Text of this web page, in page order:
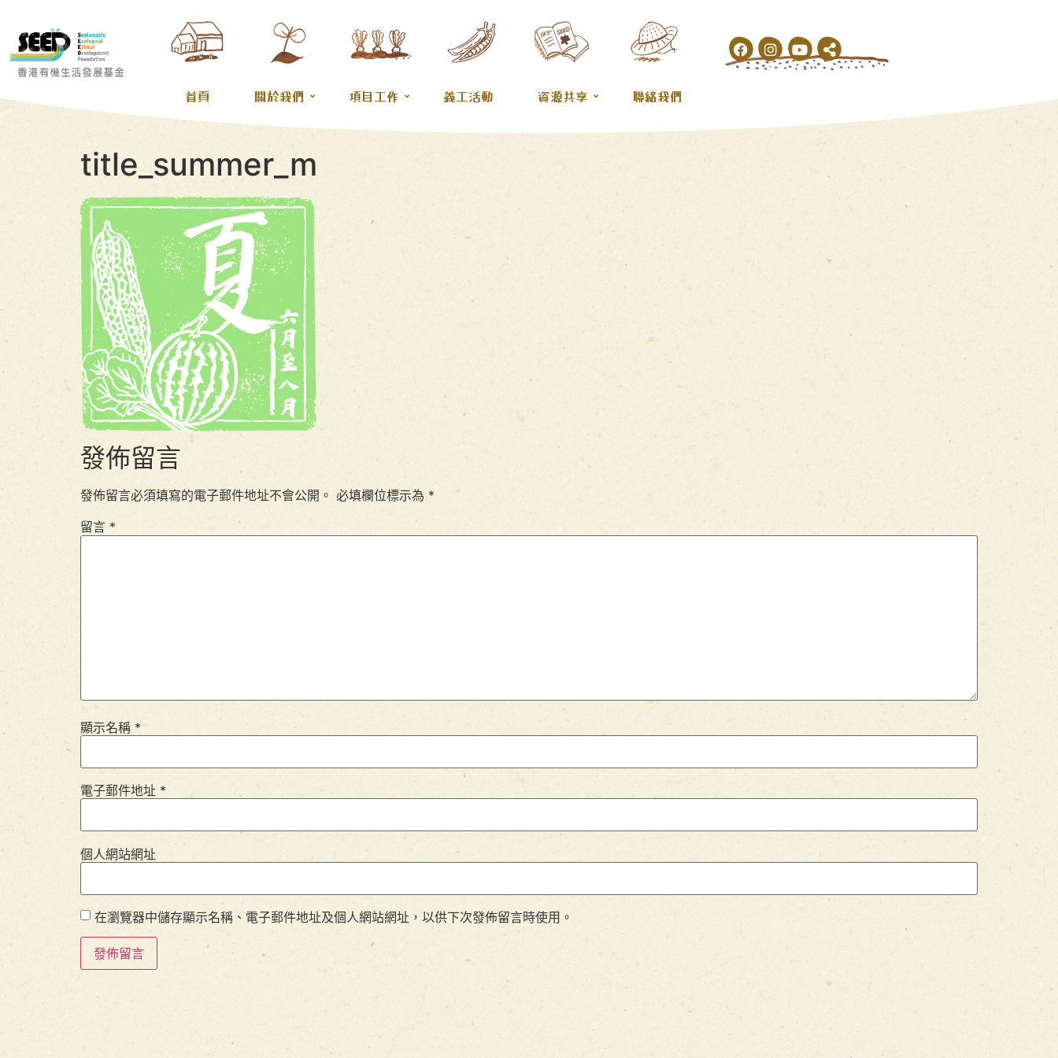
首頁 關於我們 項目工作 義工活動 資源共享 聯絡我們
title_summer_m
發佈留言
發佈留言必須填寫的電子郵件地址不會公開。 必填欄位標示為 *
留言 *
顯示名稱 *
電子郵件地址 *
個人網站網址
在瀏覽器中儲存顯示名稱、電子郵件地址及個人網站網址，以供下次發佈留言時使用。